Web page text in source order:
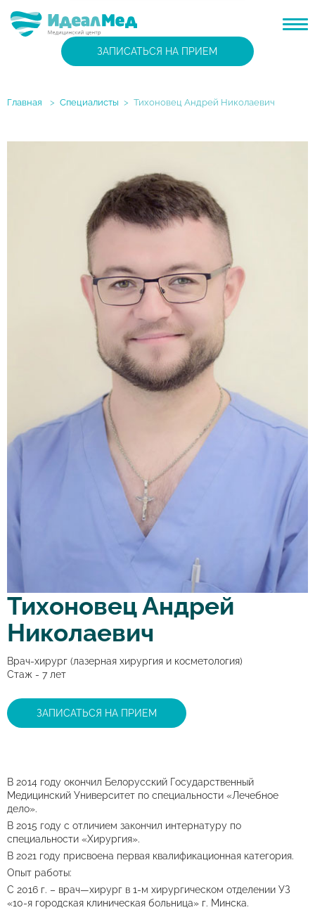
ЗАПИСАТЬСЯ НА ПРИЕМ
Главная > Специалисты > Тихоновец Андрей Николаевич
Тихоновец Андрей
Николаевич
Врач-хирург (лазерная хирургия и косметология)
Стаж - 7 лет
ЗАПИСАТЬСЯ НА ПРИЕМ
В 2014 году окончил Белорусский Государственный
Медицинский Университет по специальности «Лечебное
дело».
В 2015 году с отличием закончил интернатуру по
специальности «Хирургия».
В 2021 году присвоена первая квалификационная категория.
Опыт работы:
С 2016 г. – врач—хирург в 1-м хирургическом отделении УЗ
«10-я городская клиническая больница» г. Минска.